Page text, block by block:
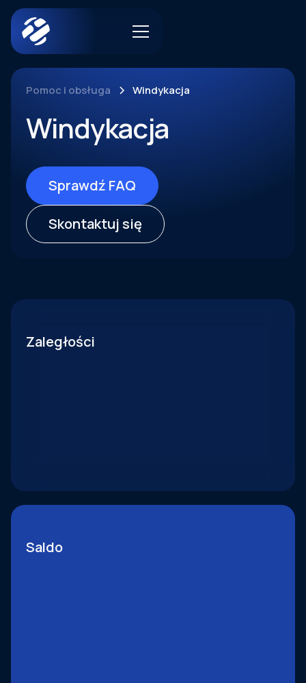
Pomoc i obsługa Windykacja
Windykacja
Sprawdź FAQ
Skontaktuj się
Zaległości
Saldo